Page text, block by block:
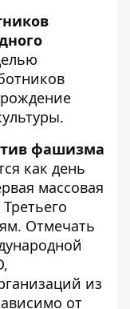
фашизма
как день
массовая
Отмечать
из
от